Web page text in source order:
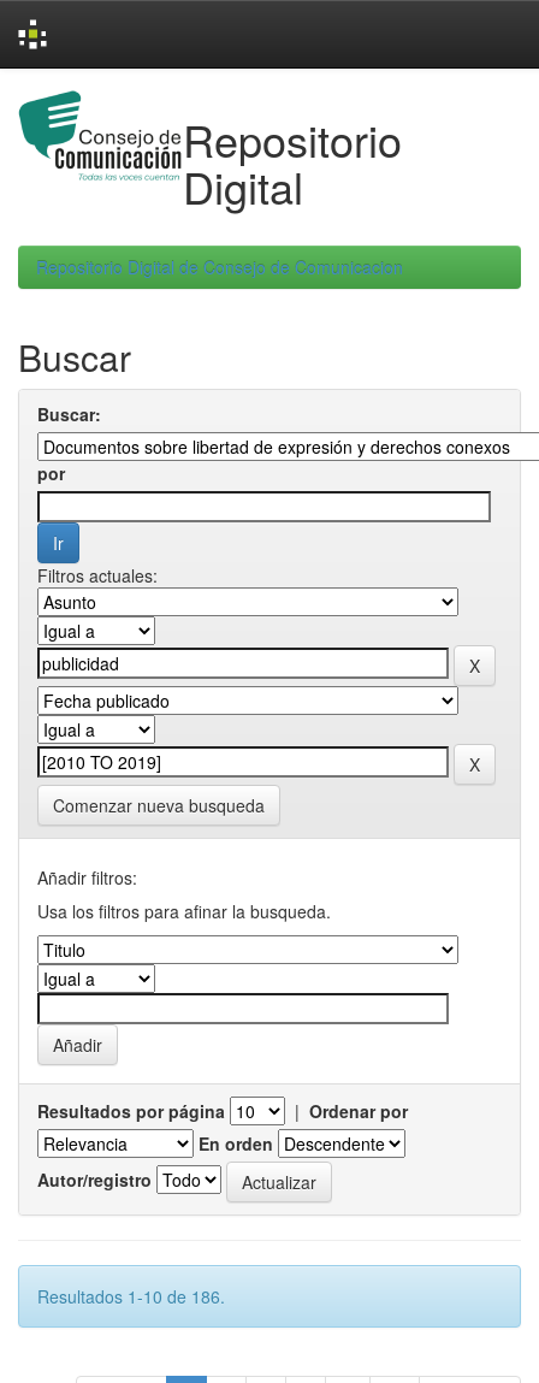
navigation
Repositorio
Digital
Repositorio Digital de Consejo de Comunicacion
Buscar
Buscar:
por
Filtros actuales:
Comenzar nueva busqueda
Añadir filtros:
Usa los filtros para afinar la busqueda.
Resultados por página | Ordenar por
En orden
Autor/registro
Resultados 1-10 de 186.